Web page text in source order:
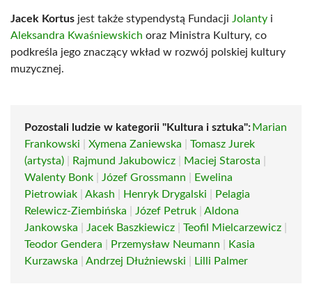
Jacek Kortus jest także stypendystą Fundacji Jolanty i
Aleksandra Kwaśniewskich oraz Ministra Kultury, co
podkreśla jego znaczący wkład w rozwój polskiej kultury
muzycznej.
Pozostali ludzie w kategorii "Kultura i sztuka": Marian
Frankowski
Xymena Zaniewska
Tomasz Jurek
(artysta)
Rajmund Jakubowicz Maciej Starosta
Walenty Bonk
Józef Grossmann
Ewelina
Pietrowiak
Akash Henryk Drygalski
Pelagia
Relewicz-Ziembińska
Józef Petruk
Aldona
Jankowska
Jacek Baszkiewicz Teofil Mielcarzewicz
Teodor Gendera
Przemysław Neumann
Kasia
Kurzawska
Andrzej Dłużniewski Lilli Palmer